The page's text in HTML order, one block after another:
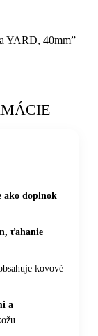
YARD, 40mm”
ako doplnok
ťahanie
kovové
a